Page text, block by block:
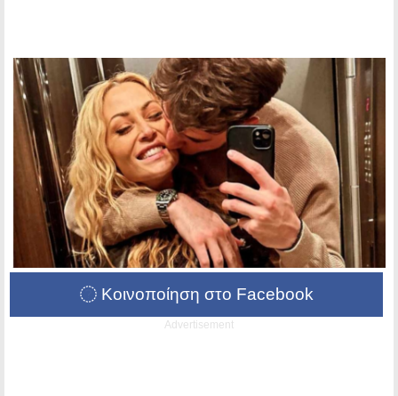
Κοινοποίηση στο Facebook
Advertisement